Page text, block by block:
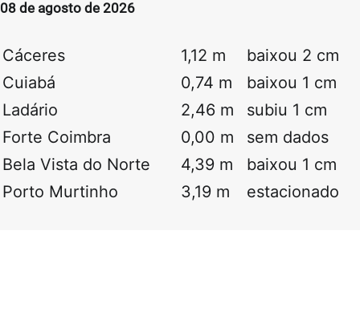
08 de agosto de 2026
Cáceres 1,12 m
baixou 2 cm
Cuiabá
0,74 m
baixou 1 cm
Ladário
2,46 m
subiu 1 cm
Forte Coimbra
0,00 m
sem dados
Bela Vista do Norte
4,39 m
baixou 1 cm
Porto Murtinho
3,19 m estacionado